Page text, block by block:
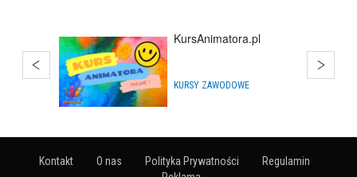
Bańki Mydlane
HURTOWNIE
Kontakt O nas Polityka Prywatności
Regulamin